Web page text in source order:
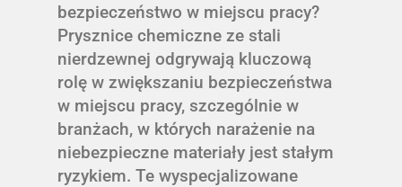
bezpieczeństwo w miejscu pracy?
Prysznice chemiczne ze stali
nierdzewnej odgrywają kluczową
rolę w zwiększaniu bezpieczeństwa
w miejscu pracy, szczególnie w
branżach, w których narażenie na
niebezpieczne materiały jest stałym
ryzykiem. Te wyspecjalizowane